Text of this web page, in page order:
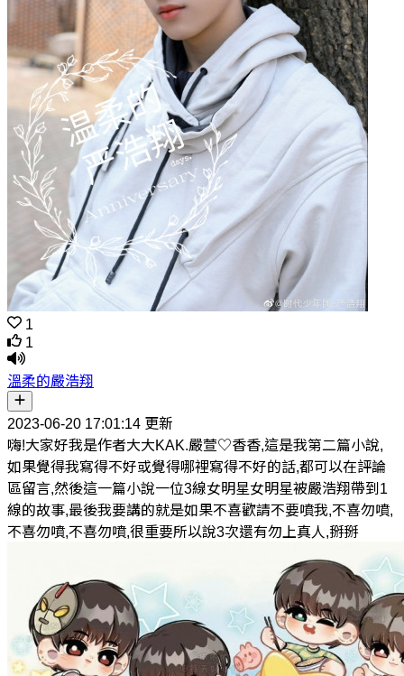
1
1
溫柔的嚴浩翔
2023-06-20 17:01:14 更新
嗨!大家好我是作者大大KAK.嚴萱♡香香,這是我第二篇小說,
如果覺得我寫得不好或覺得哪裡寫得不好的話,都可以在評論
區留言,然後這一篇小說一位3線女明星女明星被嚴浩翔帶到1
線的故事,最後我要講的就是如果不喜歡請不要噴我,不喜勿噴,
不喜勿噴,不喜勿噴,很重要所以說3次還有勿上真人,掰掰